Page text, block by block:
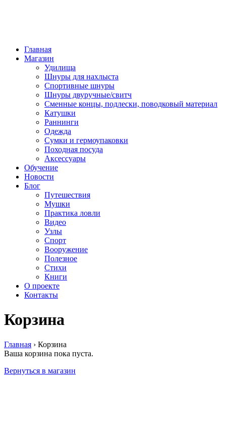
Главная
Магазин
Удилища
Шнуры для нахлыста
Спортивные шнуры
Шнуры двуручные/свитч
Сменные концы, подлески, поводковый материал
Катушки
Раннинги
Одежда
Сумки и гермоупаковки
Походная посуда
Аксессуары
Обучение
Новости
Блог
Путешествия
Мушки
Практика ловли
Видео
Узлы
Спорт
Вооружение
Полезное
Стихи
Книги
О проекте
Контакты
Корзина
Главная › Корзина
Ваша корзина пока пуста.
Вернуться в магазин